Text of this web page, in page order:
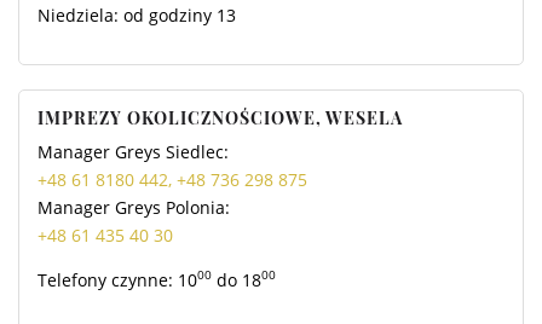
Niedziela: od godziny 13
IMPREZY OKOLICZNOŚCIOWE, WESELA
Manager Greys Siedlec:
+48 61 8180 442, +48 736 298 875
Manager Greys Polonia:
+48 61 435 40 30
Telefony czynne: 1000 do 1800